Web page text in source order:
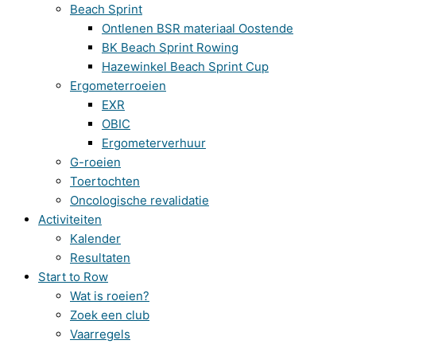
Beach Sprint
Ontlenen BSR materiaal Oostende
BK Beach Sprint Rowing
Hazewinkel Beach Sprint Cup
Ergometerroeien
EXR
OBIC
Ergometerverhuur
G-roeien
Toertochten
Oncologische revalidatie
Activiteiten
Kalender
Resultaten
Start to Row
Wat is roeien?
Zoek een club
Vaarregels